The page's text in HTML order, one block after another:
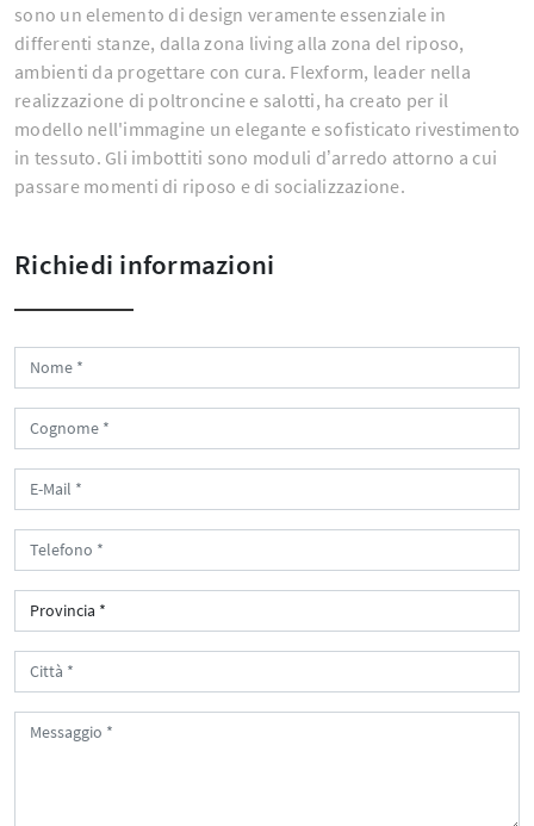
sono un elemento di design veramente essenziale in
differenti stanze, dalla zona living alla zona del riposo,
ambienti da progettare con cura. Flexform, leader nella
realizzazione di poltroncine e salotti, ha creato per il
modello nell'immagine un elegante e sofisticato rivestimento
in tessuto. Gli imbottiti sono moduli d’arredo attorno a cui
passare momenti di riposo e di socializzazione.
Richiedi informazioni